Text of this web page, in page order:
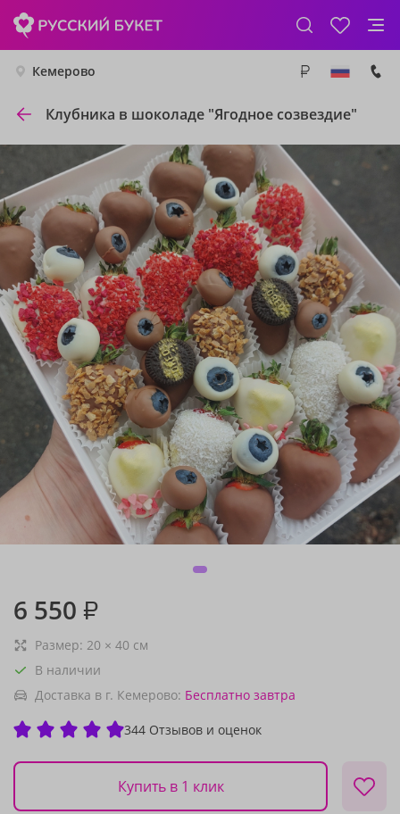
Кемерово
Клубника в шоколаде "Ягодное созвездие"
6 550 ₽
Размер: 20 × 40 см
В наличии
Доставка в г. Кемерово: Бесплатно завтра
344 Отзывов и оценок
Купить в 1 клик